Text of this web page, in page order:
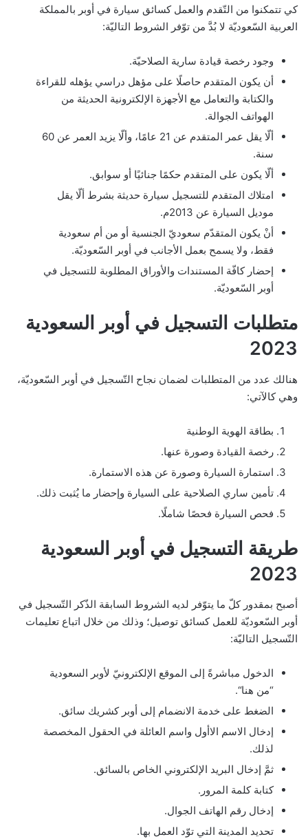
كي تتمكنوا من التّقدم والعمل كسائق سيارة في أوبر بالمملكة
العربية السّعوديّة لا بُدَّ من توّفر الشروط التاليّة:
وجود رخصة قيادة سارية الصلاحيّة.
أن يكون المتقدم حاصلًا على مؤهل دراسي يؤهله للقراءة
والكتابة والتعامل مع الأجهزة الإلكترونية الحديثة من
الهواتف الجوالة.
ألّا يقل عمر المتقدم عن 21 عامًا، وألّا يزيد العمر عن 60
سنة.
ألّا يكون على المتقدم حكمًا جنائيًا أو سوابق.
امتلاك المتقدم للتسجيل سيارة حديثة بشرط ألّا يقل
موديل السيارة عن 2013م.
أنْ يكون المتقدّم سعوديّ الجنسية أو من أم سعودية
فقط، ولا يسمح بعمل الأجانب في أوبر السّعوديّة.
إحضار كافّة المستندات والأوراق المطلوبة للتسجيل في
أوبر السّعوديّة.
متطلبات التسجيل في أوبر السعودية
2023
هنالك عدد من المتطلبات لضمان نجاح التّسجيل في أوبر السّعوديّة،
وهي كالآتي:
بطاقة الهوية الوطنية
رخصة القيادة وصورة عنها.
استمارة السيارة وصورة عن هذه الاستمارة.
تأمين ساري الصلاحية على السيارة وإحضار ما يُثبت ذلك.
فحص السيارة فحصًا شاملًا.
طريقة التسجيل في أوبر السعودية
2023
أصبح بمقدور كلّ ما يتوّفر لديه الشروط السابقة الذّكر التّسجيل في
أوبر السّعوديّة للعمل كسائق توصيل؛ وذلك من خلال اتباع تعليمات
التّسجيل التاليّة:
الدخول مباشرةً إلى الموقع الإلكترونيّ لأوبر السعودية
“من هنا“.
الضغط على خدمة الانضمام إلى أوبر كشريك سائق.
إدخال الاسم الاأول واسم العائلة في الحقول المخصصة
لذلك.
ثمَّ إدخال البريد الإلكتروني الخاص بالسائق.
كتابة كلمة المرور.
إدخال رقم الهاتف الجوال.
تحديد المدينة التي توّد العمل بها.